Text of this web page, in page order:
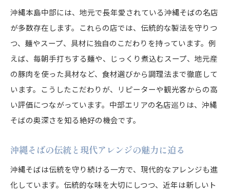
沖縄本島中部には、地元で長年愛されている沖縄そばの名店
が多数存在します。これらの店では、伝統的な製法を守りつ
つ、麺やスープ、具材に独自のこだわりを持っています。例
えば、毎朝手打ちする麺や、じっくり煮込むスープ、地元産
の豚肉を使った具材など、食材選びから調理法まで徹底して
います。こうしたこだわりが、リピーターや観光客からの高
い評価につながっています。中部エリアの名店巡りは、沖縄
そばの奥深さを知る絶好の機会です。
沖縄そばの伝統と現代アレンジの魅力に迫る
沖縄そばは伝統を守り続ける一方で、現代的なアレンジも進
化しています。伝統的な味を大切にしつつ、近年は新しいト